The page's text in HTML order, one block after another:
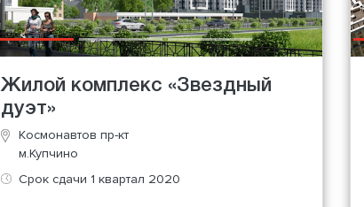
Жилой комплекс «Звездный
дуэт»
Космонавтов пр-кт
м.Купчино
Срок сдачи 1 квартал 2020